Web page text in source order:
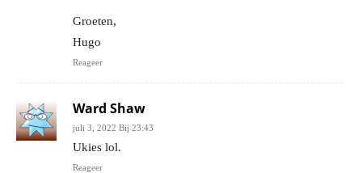
Groeten,
Hugo
Reageer
Ward Shaw
juli 3, 2022 Bij 23:43
Ukies lol.
Reageer